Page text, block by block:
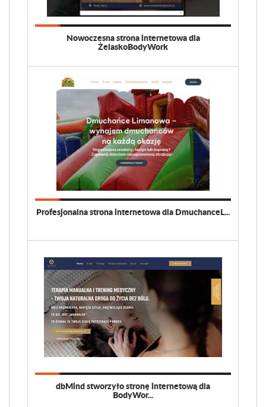
Nowoczesna strona internetowa dla
ŻelaskoBodyWork
Profesjonalna strona internetowa dla DmuchanceL...
dbMind stworzyło stronę internetową dla
BodyWor...